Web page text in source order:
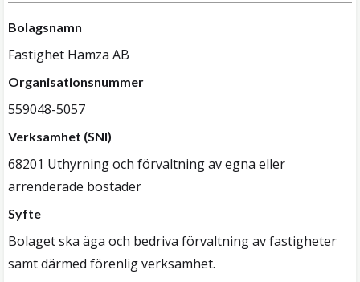
Bolagsnamn
Fastighet Hamza AB
Organisationsnummer
559048-5057
Verksamhet (SNI)
68201 Uthyrning och förvaltning av egna eller
arrenderade bostäder
Syfte
Bolaget ska äga och bedriva förvaltning av fastigheter
samt därmed förenlig verksamhet.